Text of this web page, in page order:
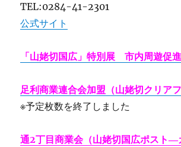
TEL:0284-41-2301
公式サイト
「山姥切国広」特別展 市内周遊促
足利商業連合会加盟（山姥切クリアフ
※予定枚数を終了しました
通2丁目商業会（山姥切国広ポスト―